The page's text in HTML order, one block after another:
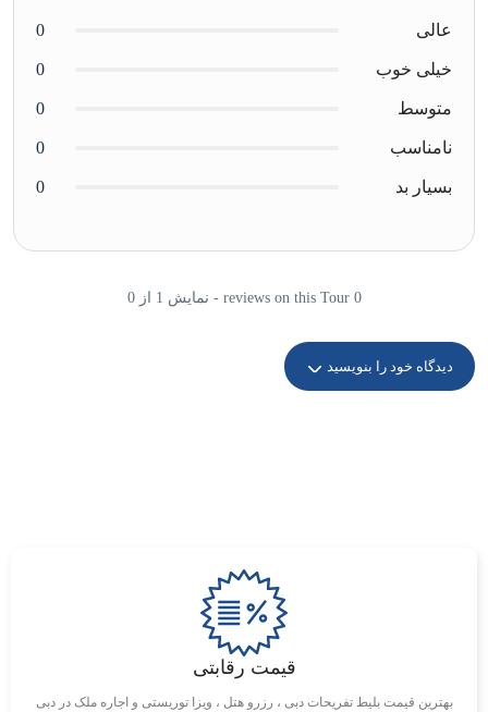
عالی 0
خیلی خوب 0
متوسط 0
نامناسب 0
بسیار بد 0
0 reviews on this Tour - نمایش 1 از 0
دیدگاه خود را بنویسید
قیمت رقابتی
بهترین قیمت بلیط تفریحات دبی ، رزرو هتل ، ویزا توریستی و اجاره ملک در دبی